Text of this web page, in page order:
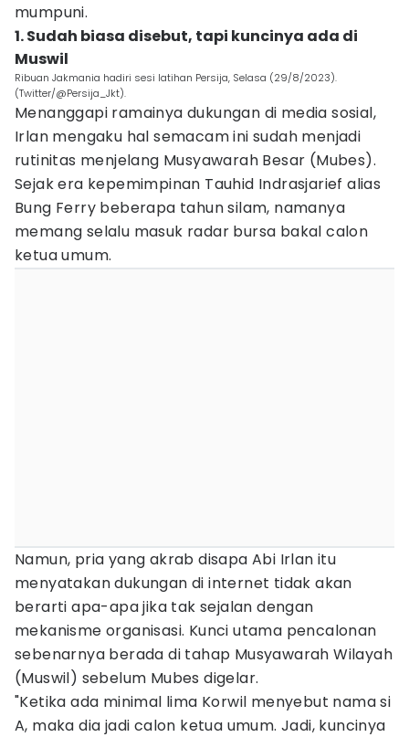
mumpuni.
1. Sudah biasa disebut, tapi kuncinya ada di
Muswil
Ribuan Jakmania hadiri sesi latihan Persija, Selasa (29/8/2023).
(Twitter/@Persija_Jkt).
Menanggapi ramainya dukungan di media sosial,
Irlan mengaku hal semacam ini sudah menjadi
rutinitas menjelang Musyawarah Besar (Mubes).
Sejak era kepemimpinan Tauhid Indrasjarief alias
Bung Ferry beberapa tahun silam, namanya
memang selalu masuk radar bursa bakal calon
ketua umum.
Namun, pria yang akrab disapa Abi Irlan itu
menyatakan dukungan di internet tidak akan
berarti apa-apa jika tak sejalan dengan
mekanisme organisasi. Kunci utama pencalonan
sebenarnya berada di tahap Musyawarah Wilayah
(Muswil) sebelum Mubes digelar.
"Ketika ada minimal lima Korwil menyebut nama si
A, maka dia jadi calon ketua umum. Jadi, kuncinya